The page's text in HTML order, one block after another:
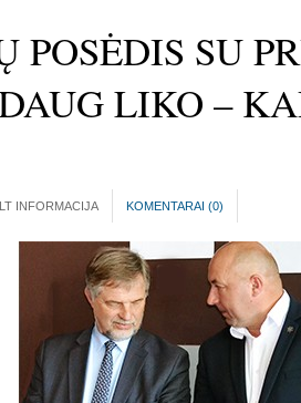
POSĖDIS SU
LIKO –
INFORMACIJA KOMENTARAI (0)